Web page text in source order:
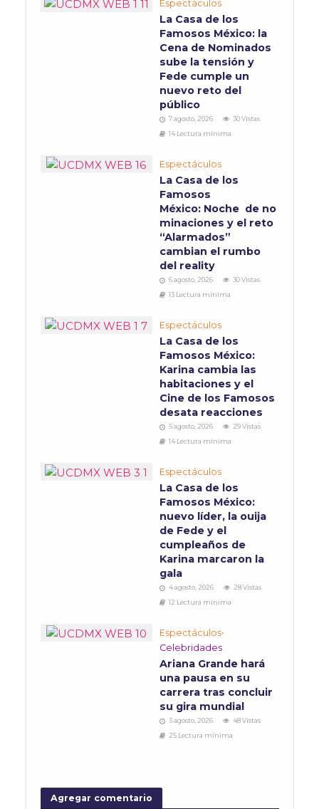
Espectáculos
La Casa de los
Famosos México: la
Cena de Nominados
sube la tensión y
Fede cumple un
nuevo reto del
público
7 agosto, 2026
30 Vistas
14 Lectura mínima
Espectáculos
La Casa de los
Famosos
México: Noche de no
minaciones y el reto
“Alarmados”
cambian el rumbo
del reality
6 agosto, 2026
30 Vistas
13 Lectura mínima
Espectáculos
La Casa de los
Famosos México:
Karina cambia las
habitaciones y el
Cine de los Famosos
desata reacciones
5 agosto, 2026
29 Vistas
14 Lectura mínima
Espectáculos
La Casa de los
Famosos México:
nuevo líder, la ouija
de Fede y el
cumpleaños de
Karina marcaron la
gala
4 agosto, 2026
28 Vistas
12 Lectura mínima
Espectáculos•
Celebridades
Ariana Grande hará
una pausa en su
carrera tras concluir
su gira mundial
3 agosto, 2026
48 Vistas
25 Lectura mínima
Agregar comentario